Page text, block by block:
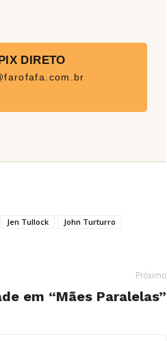
DIRETO
Jen Tullock
John Turturro
Próximo
em “Mães Paralelas”